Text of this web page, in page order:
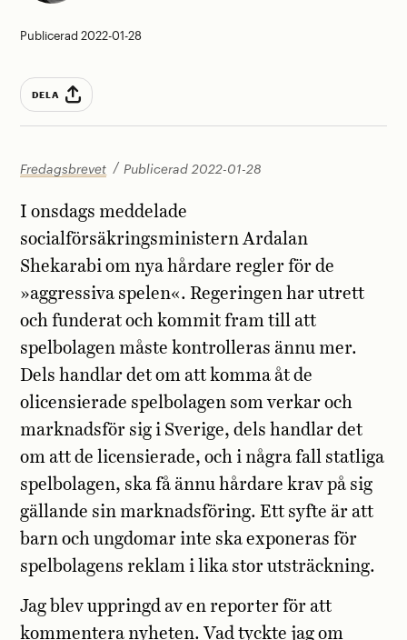
Fredagsbrevet Publicerad 2022-01-28
Publicerad 2022-01-28
DELA
I onsdags meddelade
socialförsäkringsministern Ardalan
Shekarabi om nya hårdare regler för de
»aggressiva spelen«. Regeringen har utrett
och funderat och kommit fram till att
spelbolagen måste kontrolleras ännu mer.
Dels handlar det om att komma åt de
olicensierade spelbolagen som verkar och
marknadsför sig i Sverige, dels handlar det
om att de licensierade, och i några fall statliga
spelbolagen, ska få ännu hårdare krav på sig
gällande sin marknadsföring. Ett syfte är att
barn och ungdomar inte ska exponeras för
spelbolagens reklam i lika stor utsträckning.
Jag blev uppringd av en reporter för att
kommentera nyheten. Vad tyckte jag om